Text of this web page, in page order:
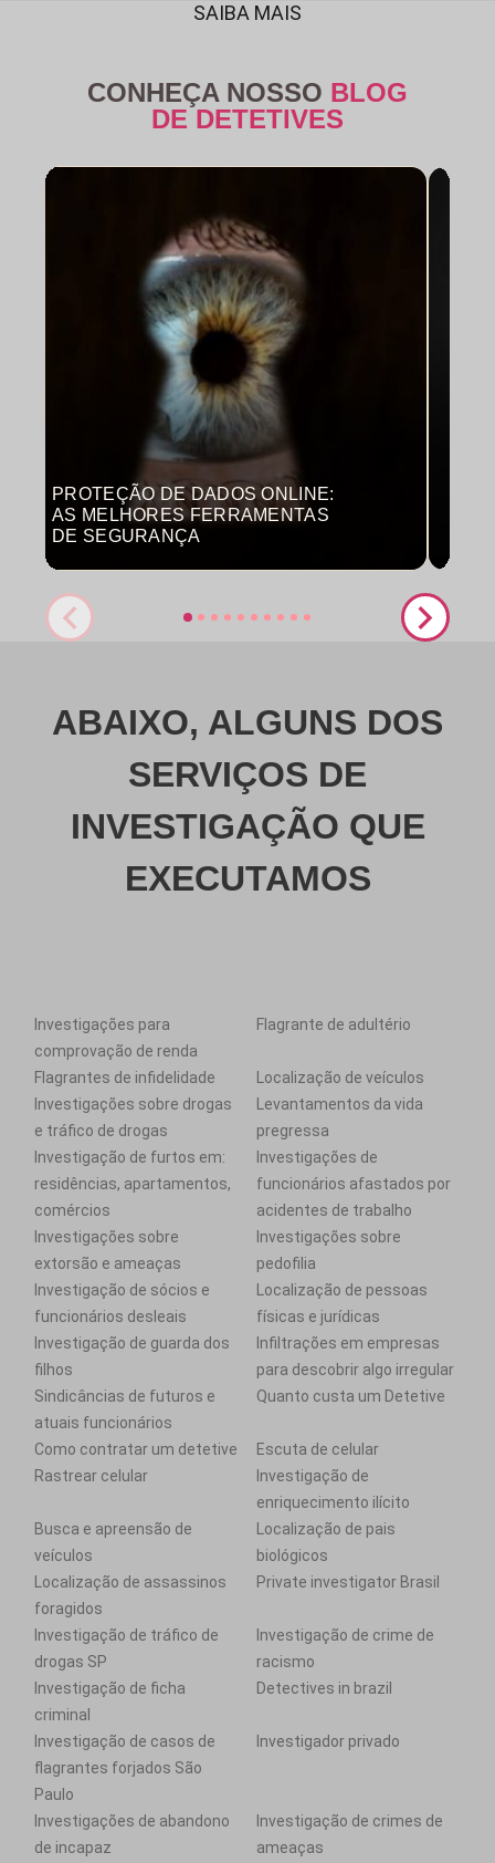
SAIBA MAIS
CONHEÇA NOSSO BLOG
DE DETETIVES
PROTEÇÃO DE DADOS ONLINE:
AS MELHORES FERRAMENTAS
DE SEGURANÇA
ABAIXO, ALGUNS DOS
SERVIÇOS DE
INVESTIGAÇÃO QUE
EXECUTAMOS
Investigações para
comprovação de renda
Flagrante de adultério
Flagrantes de infidelidade
Localização de veículos
Investigações sobre drogas
e tráfico de drogas
Levantamentos da vida
pregressa
Investigação de furtos em:
residências, apartamentos,
comércios
Investigações de
funcionários afastados por
acidentes de trabalho
Investigações sobre
extorsão e ameaças
Investigações sobre
pedofilia
Investigação de sócios e
funcionários desleais
Localização de pessoas
físicas e jurídicas
Investigação de guarda dos
filhos
Infiltrações em empresas
para descobrir algo irregular
Sindicâncias de futuros e
atuais funcionários
Quanto custa um Detetive
Como contratar um detetive
Escuta de celular
Rastrear celular
Investigação de
enriquecimento ilícito
Busca e apreensão de
veículos
Localização de pais
biológicos
Localização de assassinos
foragidos
Private investigator Brasil
Investigação de tráfico de
drogas SP
Investigação de crime de
racismo
Investigação de ficha
criminal
Detectives in brazil
Investigação de casos de
flagrantes forjados São
Paulo
Investigador privado
Investigações de abandono
de incapaz
Investigação de crimes de
ameaças